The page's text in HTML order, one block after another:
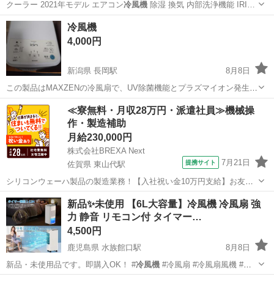
クーラー 2021年モデル エアコン冷風機 除湿 換気 内部洗浄機能 IRI…
愛知 名古屋市 杁ヶ池公園駅
冷風機
4,000円
新潟県 長岡駅
8月8日
この製品はMAXZENの冷風扇で、UV除菌機能とプラズマイオン発生器
が搭載されています。 村田製作所製のプラズマイオン発生器「イオニ
シモ」を採用し、カビ菌やアレル物質の抑制が期待できます。 保冷剤
をタンクに入れることで、より...
新潟 長岡市 長岡駅 家電
≪寮無料・月収28万円・派遣社員≫機械操
作・製造補助
月給230,000円
株式会社BREXA Next
佐賀県 東山代駅
提携サイト 7月21日
シリコンウェーハ製品の製造業務！【入社祝い金10万円支給】お友達
やカップルとの応募OK◎年間休日129日＆休出なしでプライベート充
実♪業務はクリーンルームで快適作業◎自社正社員登用制度あり★1食
300円～の格安食堂あり！《佐...
佐賀 伊万里市 東山代駅 その他
新品✨️未使用 【6L大容量】冷風機 冷風扇 強
力 静音 リモコン付 タイマー…
4,500円
鹿児島県 水族館口駅
8月8日
新品・未使用品です。即購入OK！ #冷風機#冷風扇 #冷風扇風機 #ス
ポットク…